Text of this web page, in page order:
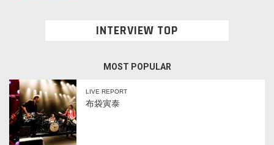
INTERVIEW TOP
MOST POPULAR
LIVE REPORT
布袋寅泰